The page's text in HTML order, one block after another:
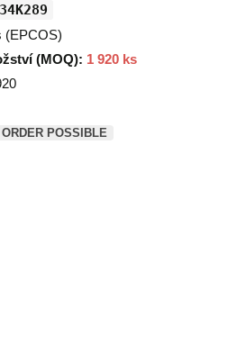
(EPCOS)
(MOQ): 1 920 ks
ORDER POSSIBLE